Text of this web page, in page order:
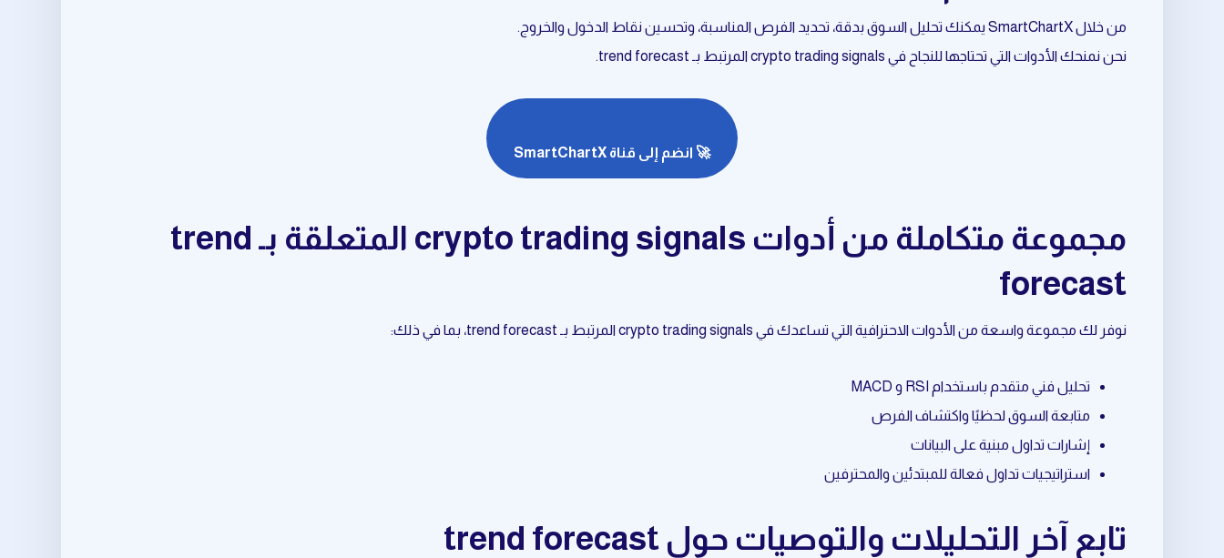
من خلال SmartChartX يمكنك تحليل السوق بدقة، تحديد الفرص المناسبة، وتحسين نقاط الدخول والخروج.
نحن نمنحك الأدوات التي تحتاجها للنجاح في crypto trading signals المرتبط بـ trend forecast.
🚀 انضم إلى قناة SmartChartX
مجموعة متكاملة من أدوات crypto trading signals المتعلقة بـ trend
forecast
نوفر لك مجموعة واسعة من الأدوات الاحترافية التي تساعدك في crypto trading signals المرتبط بـ trend forecast، بما في ذلك:
تحليل فني متقدم باستخدام RSI و MACD
متابعة السوق لحظيًا واكتشاف الفرص
إشارات تداول مبنية على البيانات
استراتيجيات تداول فعالة للمبتدئين والمحترفين
تابع آخر التحليلات والتوصيات حول trend forecast